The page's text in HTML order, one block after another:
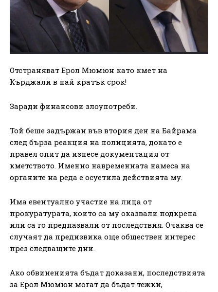
Отстраняват Ерол Мюмюн като кмет на
Кърджали в най кратък срок!
Заради финансови злоупотреби.
Той беше задържан във втория ден на Байрама
след бърза реакция на полицията, докато е
правел опит да изнесе документация от
кметството. Именно навременната намеса на
органите на реда е осуетила действията му.
Има евентуално участие на лица от
прокуратурата, които са му оказвали подкрепа
или са го предпазвали от последствия. Очаква се
случаят да предизвика още обществен интерес
през следващите дни.
Ако обвиненията бъдат доказани, последствията
за Ерол Мюмюн могат да бъдат тежки,